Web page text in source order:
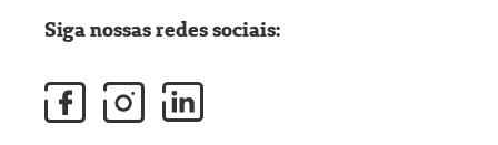
Siga nossas redes sociais: